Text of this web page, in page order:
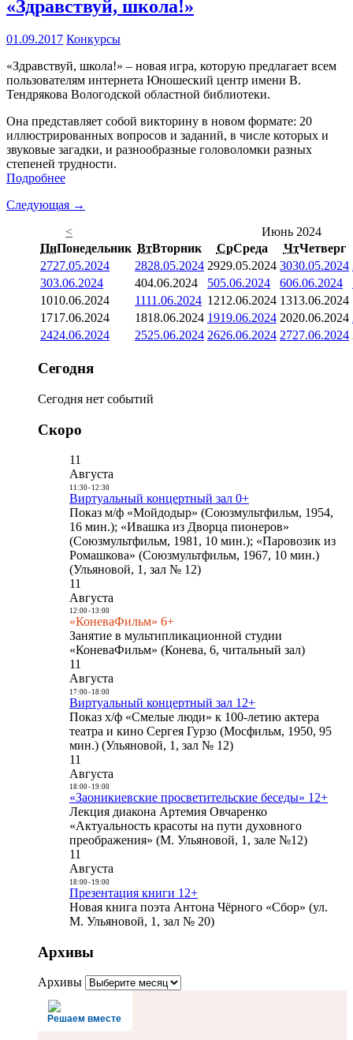
«Здравствуй, школа!»
01.09.2017 Конкурсы
«Здравствуй, школа!» – новая игра, которую предлагает всем
пользователям интернета Юношеский центр имени В.
Тендрякова Вологодской областной библиотеки.
Она представляет собой викторину в новом формате: 20
иллюстрированных вопросов и заданий, в числе которых и
звуковые загадки, и разнообразные головоломки разных
степеней трудности.
Подробнее
Следующая →
<
Июнь 2024
ПнПонедельник ВтВторник СрСреда ЧтЧетверг
2727.05.2024 2828.05.2024 2929.05.2024 3030.05.2024
303.06.2024 404.06.2024 505.06.2024 606.06.2024
1010.06.2024 1111.06.2024 1212.06.2024 1313.06.2024
1717.06.2024 1818.06.2024 1919.06.2024 2020.06.2024
2424.06.2024 2525.06.2024 2626.06.2024 2727.06.2024
Сегодня
Сегодня нет событий
Скоро
11
Августа
11:30- 12:30
Виртуальный концертный зал 0+
Показ м/ф «Мойдодыр» (Союзмультфильм, 1954,
16 мин.); «Ивашка из Дворца пионеров»
(Союзмультфильм, 1981, 10 мин.); «Паровозик из
Ромашкова» (Союзмультфильм, 1967, 10 мин.)
(Ульяновой, 1, зал № 12)
11
Августа
12:00- 13:00
«КоневаФильм» 6+
Занятие в мультипликационной студии
«КоневаФильм» (Конева, 6, читальный зал)
11
Августа
17:00- 18:00
Виртуальный концертный зал 12+
Показ х/ф «Смелые люди» к 100-летию актера
театра и кино Сергея Гурзо (Мосфильм, 1950, 95
мин.) (Ульяновой, 1, зал № 12)
11
Августа
18:00- 19:00
«Заоникиевские просветительские беседы» 12+
Лекция диакона Артемия Овчаренко
«Актуальность красоты на пути духовного
преображения» (М. Ульяновой, 1, зале №12)
11
Августа
18:00- 19:00
Презентация книги 12+
Новая книга поэта Антона Чёрного «Сбор» (ул.
М. Ульяновой, 1, зал № 20)
Архивы
Архивы
Решаем вместе